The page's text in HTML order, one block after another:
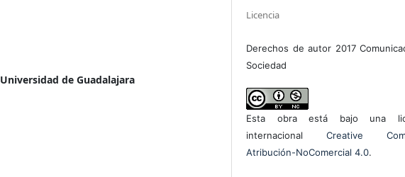
Universidad de Guadalajara
Licencia
Derechos de autor 2017
Sociedad
Esta obra está bajo una
internacional Creative
Atribución-NoComercial 4.0.